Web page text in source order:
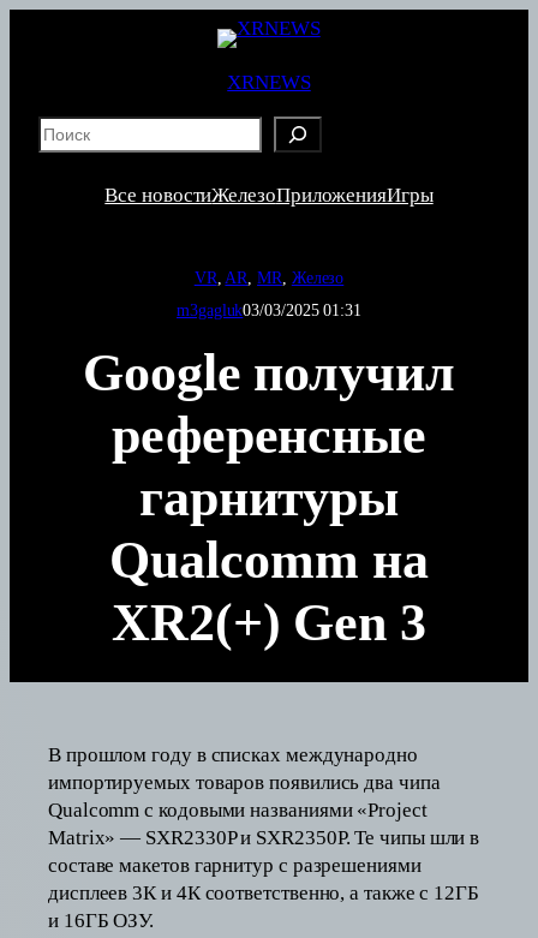
XRNEWS
Все новостиЖелезоПриложенияИгры
VR AR , MR Железо
m3gagluk03/03/2025 01:31
Google получил
референсные
гарнитуры
Qualcomm на
XR2(+) Gen 3
В прошлом году в списках международно
импортируемых товаров появились два чипа
Qualcomm с кодовыми названиями «Project
Matrix» — SXR2330P и SXR2350P. Те чипы шли в
составе макетов гарнитур с разрешениями
дисплеев 3К и 4К соответственно, а также с 12ГБ
и 16ГБ ОЗУ.